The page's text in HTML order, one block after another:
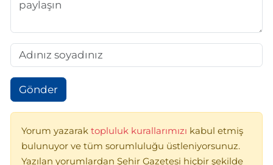
Gönder
Yorum yazarak topluluk kurallarımızı kabul etmiş
bulunuyor ve tüm sorumluluğu üstleniyorsunuz.
Yazılan yorumlardan Şehir Gazetesi hiçbir şekilde